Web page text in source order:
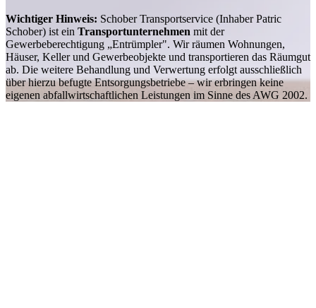
Wichtiger Hinweis: Schober Transportservice (Inhaber Patric
Schober) ist ein Transportunternehmen mit der
Gewerbeberechtigung „Entrümpler". Wir räumen Wohnungen,
Häuser, Keller und Gewerbeobjekte und transportieren das Räumgut
ab. Die weitere Behandlung und Verwertung erfolgt ausschließlich
über hierzu befugte Entsorgungsbetriebe – wir erbringen keine
eigenen abfallwirtschaftlichen Leistungen im Sinne des AWG 2002.